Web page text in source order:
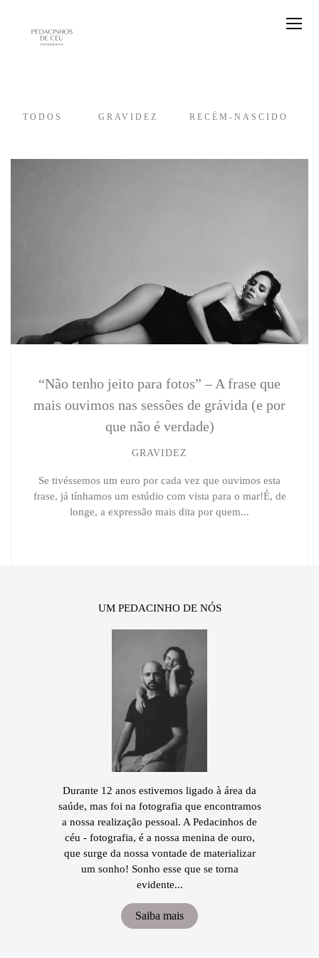
TODOS GRAVIDEZ RECÉM-NASCIDO
“Não tenho jeito para fotos” – A frase que
mais ouvimos nas sessões de grávida (e por
que não é verdade)
GRAVIDEZ
Se tivéssemos um euro por cada vez que ouvimos esta
frase, já tínhamos um estúdio com vista para o mar!É, de
longe, a expressão mais dita por quem...
UM PEDACINHO DE NÓS
Durante 12 anos estivemos ligado à área da
saúde, mas foi na fotografia que encontramos
a nossa realização pessoal. A Pedacinhos de
céu - fotografia, é a nossa menina de ouro,
que surge da nossa vontade de materializar
um sonho! Sonho esse que se torna
evidente...
Saiba mais